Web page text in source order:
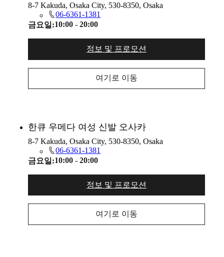
8-7 Kakuda, Osaka City, 530-8350, Osaka
06-6361-1381
금요일:10:00 - 20:00
정보 및 프로모션
여기로 이동
한큐 우메다 여성 신발 오사카
8-7 Kakuda, Osaka City, 530-8350, Osaka
06-6361-1381
금요일:10:00 - 20:00
정보 및 프로모션
여기로 이동